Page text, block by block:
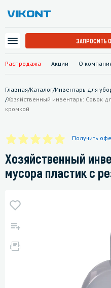
Распродажа Акции О
ЗАПРОСИТЬ
Главная/Каталог/Инвентарь для
/Хозяйственный инвентарь: Совок
кромкой
Получить
Хозяйственный
мусора пластик с